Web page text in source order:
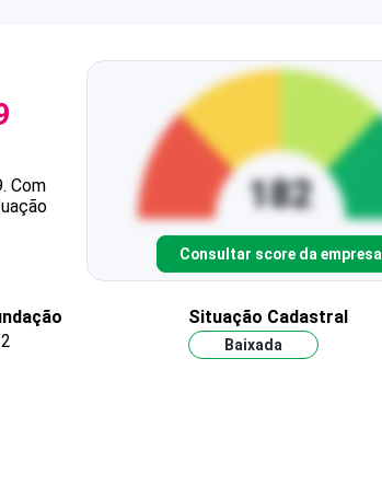
. Com
Consultar score da empresa
Situação Cadastral
Baixada